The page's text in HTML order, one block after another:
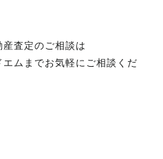
査定のご相談は
ムまでお気軽にご相談くだ